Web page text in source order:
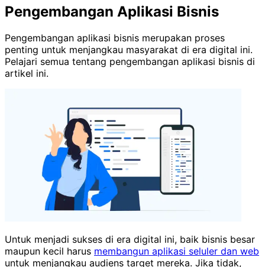
Pengembangan Aplikasi Bisnis
Pengembangan aplikasi bisnis merupakan proses
penting untuk menjangkau masyarakat di era digital ini.
Pelajari semua tentang pengembangan aplikasi bisnis di
artikel ini.
Untuk menjadi sukses di era digital ini, baik bisnis besar
maupun kecil harus membangun aplikasi seluler dan web
untuk menjangkau audiens target mereka. Jika tidak,